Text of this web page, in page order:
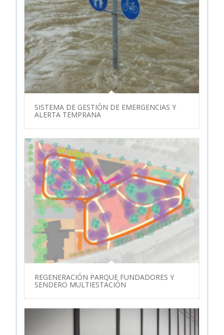
SISTEMA DE GESTIÓN DE EMERGENCIAS Y
ALERTA TEMPRANA
REGENERACIÓN PARQUE FUNDADORES Y
SENDERO MULTIESTACIÓN